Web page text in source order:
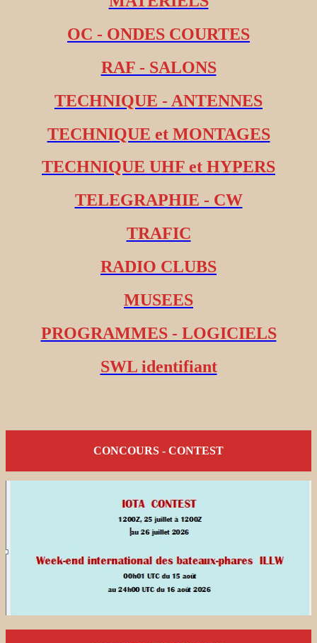
OC - ONDES COURTES
RAF - SALONS
TECHNIQUE - ANTENNES
TECHNIQUE et MONTAGES
TECHNIQUE UHF et HYPERS
TELEGRAPHIE - CW
TRAFIC
RADIO CLUBS
MUSEES
PROGRAMMES - LOGICIELS
SWL identifiant
CONCOURS - CONTEST